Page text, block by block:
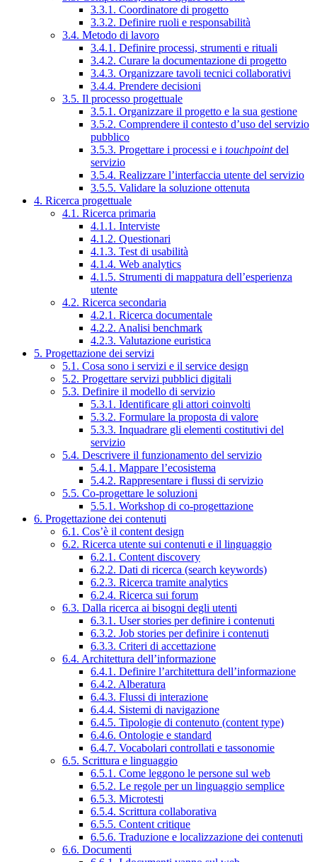
3.3.1. Coordinatore di progetto
3.3.2. Definire ruoli e responsabilità
3.4. Metodo di lavoro
3.4.1. Definire processi, strumenti e rituali
3.4.2. Curare la documentazione di progetto
3.4.3. Organizzare tavoli tecnici collaborativi
3.4.4. Prendere decisioni
3.5. Il processo progettuale
3.5.1. Organizzare il progetto e la sua gestione
3.5.2. Comprendere il contesto d’uso del servizio
pubblico
3.5.3. Progettare i processi e i touchpointdel
servizio
3.5.4. Realizzare l’interfaccia utente del servizio
3.5.5. Validare la soluzione ottenuta
4. Ricerca progettuale
4.1. Ricerca primaria
4.1.1. Interviste
4.1.2. Questionari
4.1.3. Test di usabilità
4.1.4. Web analytics
4.1.5. Strumenti di mappatura dell’esperienza
utente
4.2. Ricerca secondaria
4.2.1. Ricerca documentale
4.2.2. Analisi benchmark
4.2.3. Valutazione euristica
5. Progettazione dei servizi
5.1. Cosa sono i servizi e il service design
5.2. Progettare servizi pubblici digitali
5.3. Definire il modello di servizio
5.3.1. Identificare gli attori coinvolti
5.3.2. Formulare la proposta di valore
5.3.3. Inquadrare gli elementi costitutivi del
servizio
5.4. Descrivere il funzionamento del servizio
5.4.1. Mappare l’ecosistema
5.4.2. Rappresentare i flussi di servizio
5.5. Co-progettare le soluzioni
5.5.1. Workshop di co-progettazione
6. Progettazione dei contenuti
6.1. Cos’è il content design
6.2. Ricerca utente sui contenuti e il linguaggio
6.2.1. Content discovery
6.2.2. Dati di ricerca (search keywords)
6.2.3. Ricerca tramite analytics
6.2.4. Ricerca sui forum
6.3. Dalla ricerca ai bisogni degli utenti
6.3.1. User stories per definire i contenuti
6.3.2. Job stories per definire i contenuti
6.3.3. Criteri di accettazione
6.4. Architettura dell’informazione
6.4.1. Definire l’architettura dell’informazione
6.4.2. Alberatura
6.4.3. Flussi di interazione
6.4.4. Sistemi di navigazione
6.4.5. Tipologie di contenuto (content type)
6.4.6. Ontologie e standard
6.4.7. Vocabolari controllati e tassonomie
6.5. Scrittura e linguaggio
6.5.1. Come leggono le persone sul web
6.5.2. Le regole per un linguaggio semplice
6.5.3. Microtesti
6.5.4. Scrittura collaborativa
6.5.5. Content critique
6.5.6. Traduzione e localizzazione dei contenuti
6.6. Documenti